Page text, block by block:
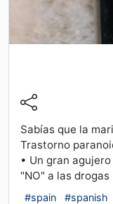
Sabías que la
Trastorno
• Un gran
"NO" a las drogas
#spain #spanish